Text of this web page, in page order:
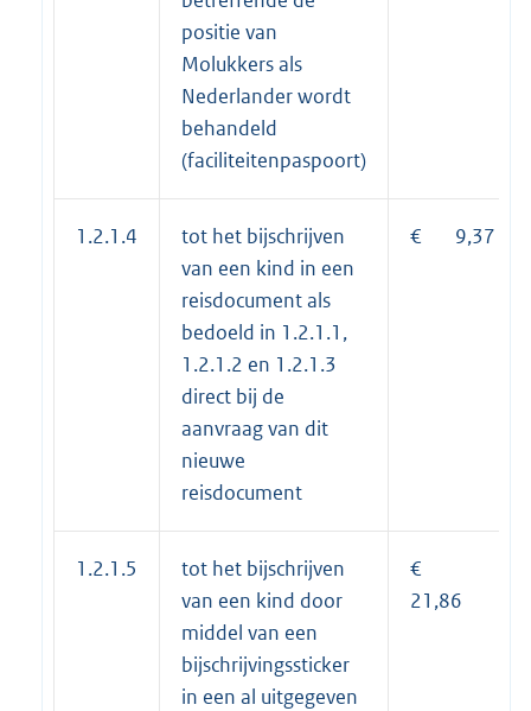
positie van
Molukkers als
Nederlander wordt
behandeld
(faciliteitenpaspoort)
1.2.1.4
tot het bijschrijven
van een kind in een
reisdocument als
bedoeld in 1.2.1.1,
1.2.1.2 en 1.2.1.3
direct bij de
aanvraag van dit
nieuwe
reisdocument
€ 9,37
1.2.1.5
tot het bijschrijven
van een kind door
middel van een
bijschrijvingssticker
in een al uitgegeven
€
21,86